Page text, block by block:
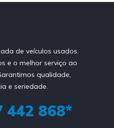
de veículos usados.
e o melhor serviço ao
qualidade,
e seriedade.
442 868*